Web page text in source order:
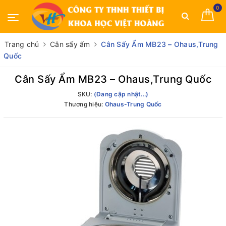
0
Trang chủ Cân sấy ẩm
Cân Sấy Ẩm MB23 – Ohaus,Trung
Quốc
Cân Sấy Ẩm MB23 – Ohaus,Trung Quốc
SKU: (Đang cập nhật...)
Thương hiệu: Ohaus-Trung Quốc